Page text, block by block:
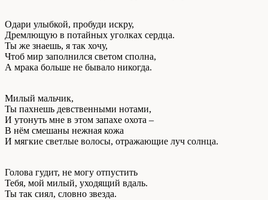
Одари улыбкой, пробуди искру,
Дремлющую в потайных уголках сердца.
Ты же знаешь, я так хочу,
Чтоб мир заполнился светом сполна,
А мрака больше не бывало никогда.
Милый мальчик,
Ты пахнешь девственными нотами,
И утонуть мне в этом запахе охота –
В нём смешаны нежная кожа
И мягкие светлые волосы, отражающие луч солнца.
Голова гудит, не могу отпустить
Тебя, мой милый, уходящий вдаль.
Ты так сиял, словно звезда.